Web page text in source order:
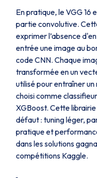
En pratique, le VGG 16
partie convolutive.
exprimer l’absence
entrée une image au
code CNN. Chaque
transformée en un
utilisé pour entraîner
choisi comme
XGBoost. Cette
défaut : tuning léger,
pratique et
dans les solutions
compétitions Kaggle.